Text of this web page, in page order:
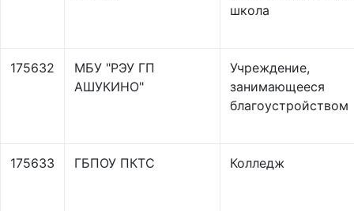
школа
175632
МБУ "РЭУ ГП
АШУКИНО"
Учреждение,
занимающееся
благоустройством
175633 ГБПОУ ПКТС Колледж